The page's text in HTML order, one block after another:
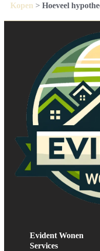
Kopen > Hoeveel
Evident Wonen
Services